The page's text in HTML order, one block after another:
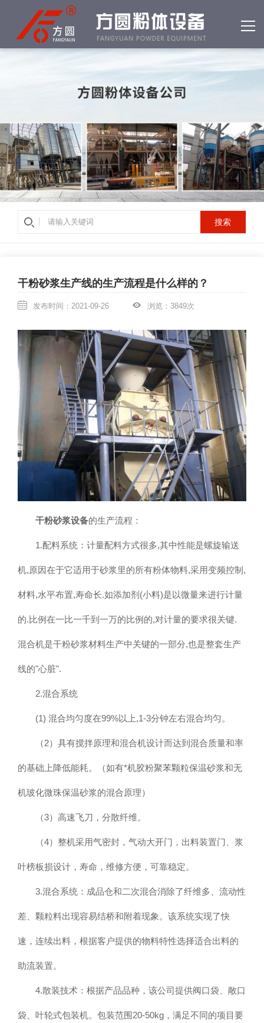
公司简介
资质荣誉
干粉砂浆生产线的生产流程是什么样的？
发布时间：2021-09-26 浏览：3849次
干粉砂浆设备的生产流程：
1.配料系统：计量配料方式很多,其中性能是螺旋输送
机,原因在于它适用于砂浆里的所有粉体物料,采用变频控制,
材料,水平布置,寿命长.如添加剂(小料)是以微量来进行计量
的.比例在一比一千到一万的比例的,对计量的要求很关键.
混合机是干粉砂浆材料生产中关键的一部分,也是整套生产
线的"心脏".
2.混合系统
(1) 混合均匀度在99%以上,1-3分钟左右混合均匀。
（2）具有搅拌原理和混合机设计而达到混合质量和率
的基础上降低能耗。（如有*机胶粉聚苯颗粒保温砂浆和无
机玻化微珠保温砂浆的混合原理）
（3）高速飞刀，分散纤维。
（4）整机采用气密封，气动大开门，出料装置门、浆
叶榜板损设计，寿命，维修方便，可靠稳定。
3.混合系统：成品仓和二次混合消除了纤维多、流动性
差、颗粒料出现容易结桥和附着现象。该系统实现了快
速，连续出料，根据客户提供的物料特性选择适合出料的
助流装置。
4.散装技术：根据产品品种，该公司提供阀口袋、敞口
袋、叶轮式包装机。包装范围20-50kg，满足不同的项目要